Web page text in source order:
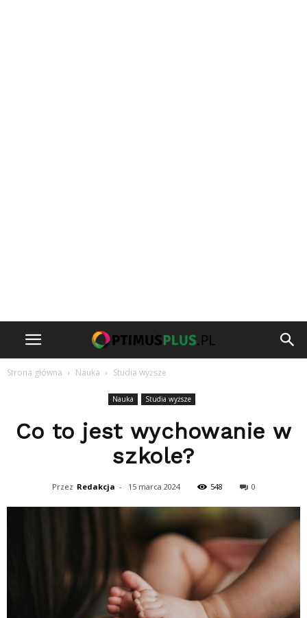
Strona główna Nauka Studia wyższe
Nauka Studia wyższe
Co to jest wychowanie w
szkole?
Przez Redakcja - 15 marca 2024 548 0